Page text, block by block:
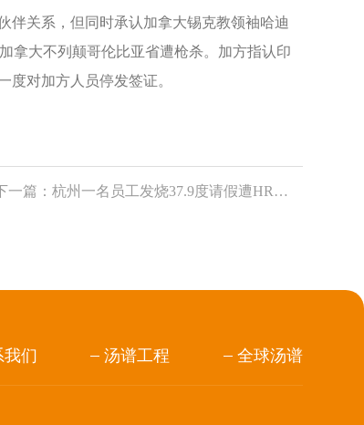
伴关系，但同时承认加拿大锡克教领袖哈迪
拿大不列颠哥伦比亚省遭枪杀。加方指认印
度对加方人员停发签证。
一篇：杭州一名员工发烧37.9度请假遭HR辱骂？当地人社局：已介入处置
我们 汤谱工程 全球汤谱